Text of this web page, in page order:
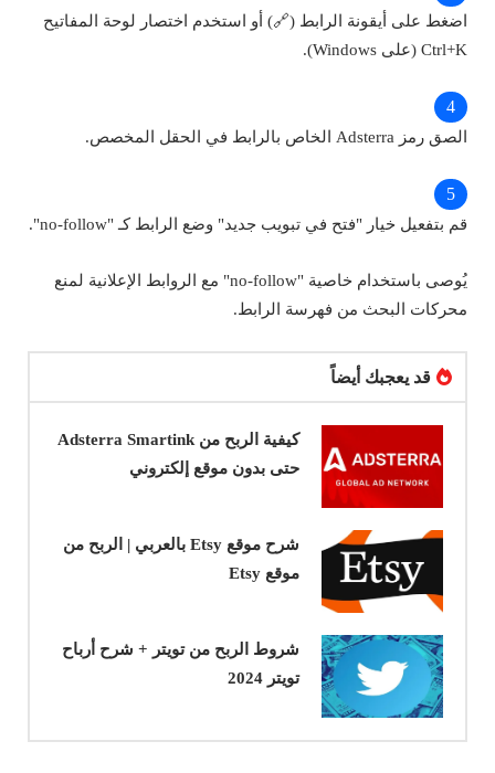
اضغط على أيقونة الرابط (🔗) أو استخدم اختصار لوحة المفاتيح
Ctrl+K (على Windows).
الصق رمز Adsterra الخاص بالرابط في الحقل المخصص.
قم بتفعيل خيار "فتح في تبويب جديد" وضع الرابط كـ "no-follow".
يُوصى باستخدام خاصية "no-follow" مع الروابط الإعلانية لمنع
محركات البحث من فهرسة الرابط.
قد يعجبك أيضاً
كيفية الربح من Adsterra Smartink
حتى بدون موقع إلكتروني
شرح موقع Etsy بالعربي | الربح من
موقع Etsy
شروط الربح من تويتر + شرح أرباح
تويتر 2024